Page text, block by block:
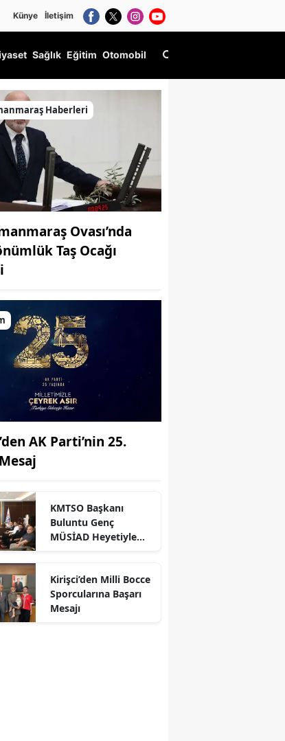
Künye İletişim
Sağlık Eğitim Otomobil
Haberleri
Ovası’nda
Taş Ocağı
AK Parti’nin 25.
KMTSO Başkanı
Buluntu Genç
MÜSİAD Heyetiyle
Kirişci’den Milli Bocce
Sporcularına Başarı
Mesajı